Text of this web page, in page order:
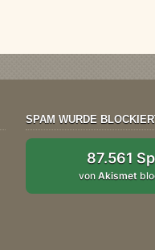
SPAM WURDE
87.561
vonAkismet